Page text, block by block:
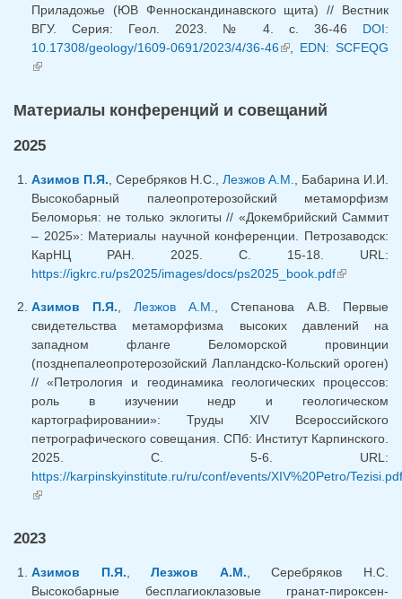
Приладожье (ЮВ Фенноскандинавского щита) // Вестник
ВГУ. Серия: Геол. 2023. № 4. с. 36-46 DOI:
10.17308/geology/1609-0691/2023/4/36-46(внешняя ссылка)
EDN: SCFEQG
(внешняя ссылка)
Материалы конференций и совещаний
2025
Азимов П.Я., Серебряков Н.С., Лезжов А.М., Бабарина И.И.
Высокобарный палеопротерозойский метаморфизм
Беломорья: не только эклогиты // «Докембрийский Саммит
– 2025»: Материалы научной конференции. Петрозаводск:
КарНЦ РАН. 2025. С. 15-18. URL:
https://igkrc.ru/ps2025/images/docs/ps2025_book.pdf(внешняя
Азимов П.Я., Лезжов А.М., Степанова А.В. Первые
свидетельства метаморфизма высоких давлений на
западном фланге Беломорской провинции
(позднепалеопротерозойский Лапландско-Кольский ороген)
// «Петрология и геодинамика геологических процессов:
роль в изучении недр и геологическом
картографировании»: Труды XIV Всероссийского
петрографического совещания. СПб: Институт Карпинского.
2025. С. 5-6. URL:
https://karpinskyinstitute.ru/ru/conf/events/XIV%20Petro/Tezisi.pdf
(внешняя ссылка)
2023
Азимов П.Я. ,Лезжов А.М. , Серебряков Н.С.
Высокобарные бесплагиоклазовые гранат-пироксен-